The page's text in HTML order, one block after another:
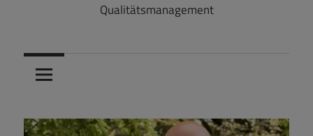
Qualitätsmanagement